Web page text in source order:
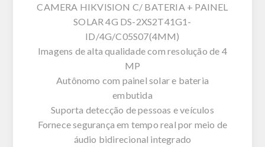
CAMERA HIKVISION C/ BATERIA + PAINEL
SOLAR 4G DS-2XS2T41G1-
ID/4G/C05S07(4MM)
Imagens de alta qualidade com resolução de 4
MP
Autônomo com painel solar e bateria
embutida
Suporta detecção de pessoas e veículos
Fornece segurança em tempo real por meio de
áudio bidirecional integrado